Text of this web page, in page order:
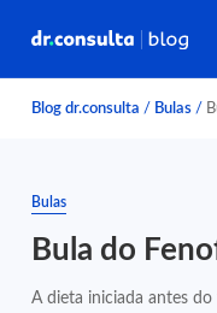
Blog dr.consulta / Bulas /
Bulas
Bula do
A dieta iniciada antes